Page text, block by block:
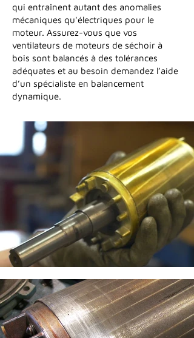
qui entraînent autant des anomalies
mécaniques qu'électriques pour le
moteur. Assurez-vous que vos
ventilateurs de moteurs de séchoir à
bois sont balancés à des tolérances
adéquates et au besoin demandez l’aide
d’un spécialiste en balancement
dynamique.